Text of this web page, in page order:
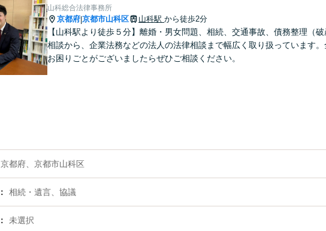
山科総合法律事務所
京都府|京都市山科区 山科駅 から徒歩2分
【山科駅より徒歩５分】離婚・男女問題、相続、交通事故、債務整理（
相談から、企業法務などの法人の法律相談まで幅広く取り扱っています。
お困りごとがございましたらぜひご相談ください。
京都府、京都市山科区
相続・遺言、協議
未選択